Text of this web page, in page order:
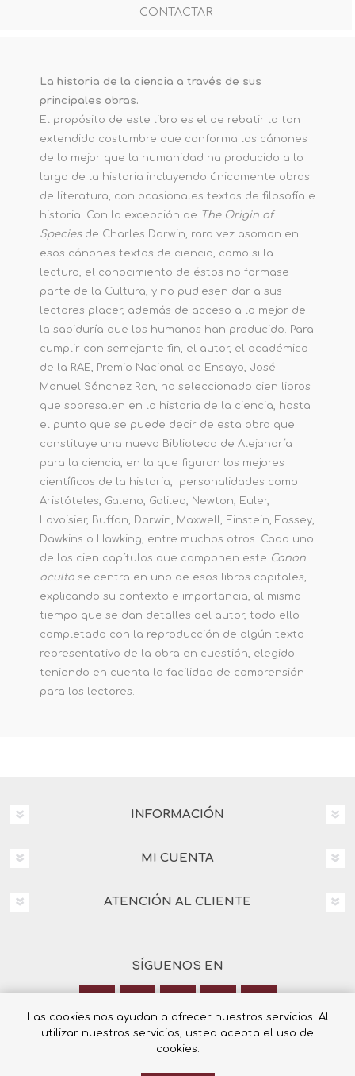
CONTACTAR
La historia de la ciencia a través de sus
principales obras.
El propósito de este libro es el de rebatir la tan
extendida costumbre que conforma los cánones
de lo mejor que la humanidad ha producido a lo
largo de la historia incluyendo únicamente obras
de literatura, con ocasionales textos de filosofía e
historia. Con la excepción de
The Origin of
Speciesde Charles Darwin, rara vez asoman en
esos cánones textos de ciencia, como si la
lectura, el conocimiento de éstos no formase
parte de la Cultura, y no pudiesen dar a sus
lectores placer, además de acceso a lo mejor de
la sabiduría que los humanos han producido. Para
cumplir con semejante fin, el autor, el académico
de la RAE, Premio Nacional de Ensayo, José
Manuel Sánchez Ron, ha seleccionado cien libros
que sobresalen en la historia de la ciencia, hasta
el punto que se puede decir de esta obra que
constituye una nueva Biblioteca de Alejandría
para la ciencia, en la que figuran los mejores
científicos de la historia, personalidades como
Aristóteles, Galeno, Galileo, Newton, Euler,
Lavoisier, Buffon, Darwin, Maxwell, Einstein, Fossey,
Dawkins o Hawking, entre muchos otros. Cada uno
de los cien capítulos que componen este Canon
oculto se centra en uno de esos libros capitales,
explicando su contexto e importancia, al mismo
tiempo que se dan detalles del autor, todo ello
completado con la reproducción de algún texto
representativo de la obra en cuestión, elegido
teniendo en cuenta la facilidad de comprensión
para los lectores.
INFORMACIÓN
MI CUENTA
ATENCIÓN AL CLIENTE
SÍGUENOS EN
Calle Italia 6, 03003 Alicante
+34 965 12 23 55
Las cookies nos ayudan a ofrecer nuestros servicios. Al
utilizar nuestros servicios, usted acepta el uso de
cookies.